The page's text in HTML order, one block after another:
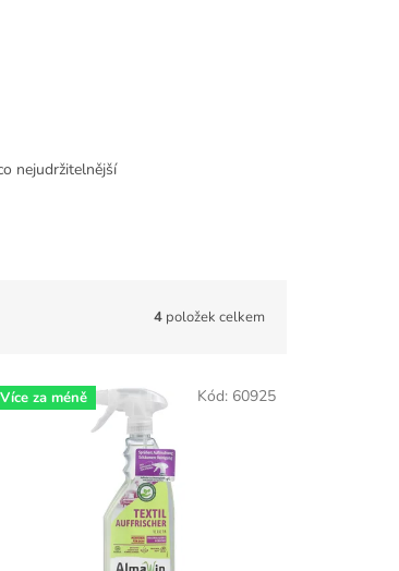
nejudržitelnější
4 položek celkem
Více za méně Kód: 60925